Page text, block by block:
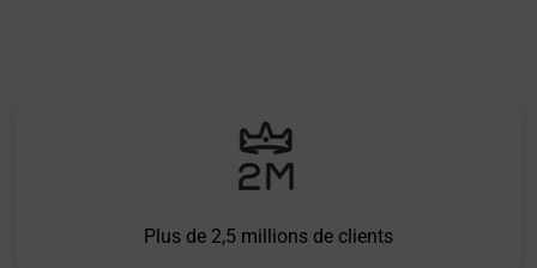
Plus de 2,5 millions de clients